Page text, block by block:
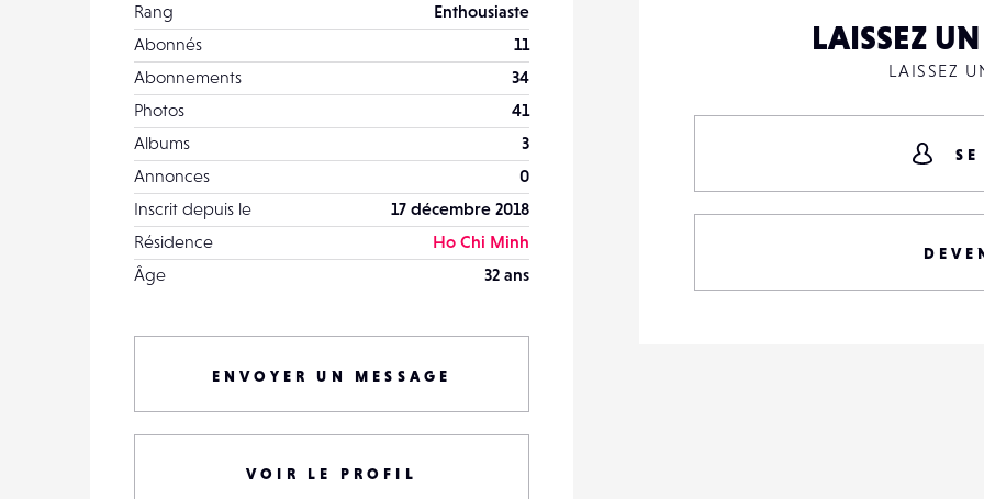
Rang
Enthousiaste
Abonnés
11
Abonnements
34
Photos
41
Albums
3
Annonces
0
Inscrit depuis le
17 décembre 2018
Résidence
Ho Chi Minh
Âge
32 ans
ENVOYER UN MESSAGE
VOIR LE PROFIL
LAISSEZ
LAISSEZ